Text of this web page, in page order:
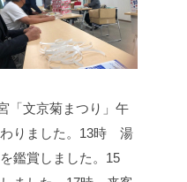
「文京菊まつり」 午
りました。 13時 湯
鑑賞しました。 15